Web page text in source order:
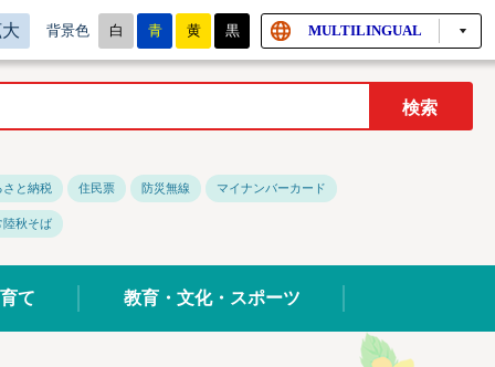
背景色 白 青 黄 黒 MULTILINGUAL
さと納税 住民票 防災無線 マイナンバーカード
陸秋そば
て 教育・文化・スポーツ